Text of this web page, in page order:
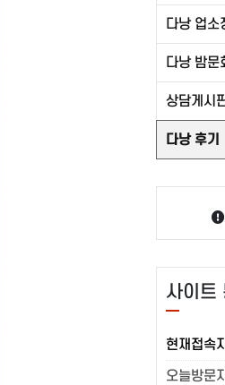
다낭 업소
다낭 밤문
상담게시
다낭 후기
사이트
현재접속
오늘방문